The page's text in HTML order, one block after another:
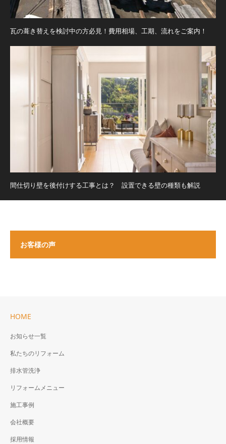
瓦の葺き替えを検討中の方必見！費用相場、工期、流れをご案内！
間仕切り壁を後付けする工事とは？ 設置できる壁の種類も解説
お客様の声
HOME
お知らせ一覧
私たちのリフォーム
排水管洗浄
リフォームメニュー
施工事例
会社概要
採用情報